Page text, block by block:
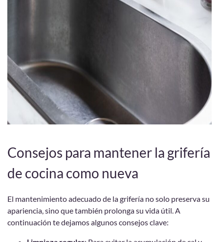
Consejos para mantener la grifería
de cocina como nueva
El mantenimiento adecuado de la grifería no solo preserva su
apariencia, sino que también prolonga su vida útil. A
continuación te dejamos algunos consejos clave: